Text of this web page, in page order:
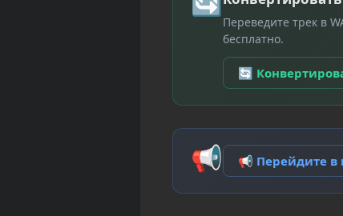
Переведите трек в
бесплатно.
🔄
📢 📢 Перейдите